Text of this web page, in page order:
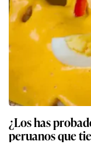
¿Los has
peruanos que